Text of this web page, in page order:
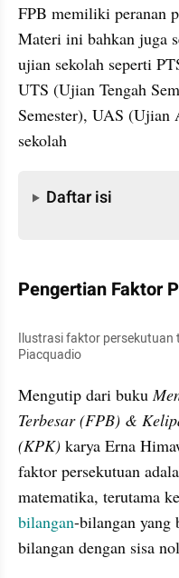
FPB memiliki peranan
Materi ini bahkan juga
ujian sekolah seperti
UTS (Ujian Tengah
Semester), UAS (Ujian
sekolah
Daftar isi
Pengertian Faktor
Ilustrasi faktor persekutuan
Piacquadio
Mengutip dari buku
Terbesar (FPB) &
(KPK) karya Erna
faktor persekutuan
bilangan-bilangan yang
bilangan dengan sisa